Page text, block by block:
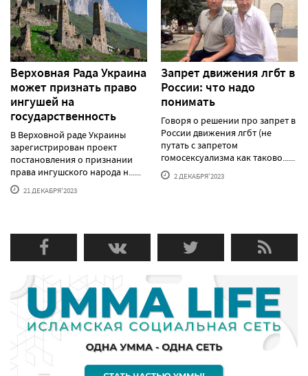
Верховная Рада Украина
может признать право
ингушей на
государственность
В Верховной раде Украины
зарегистрирован проект
постановления о признании
права ингушского народа н......
21 ДЕКАБРЯ'2023
Запрет движения лгбт в
России: что надо
понимать
Говоря о решении про запрет в
России движения лгбт (не
путать с запретом
гомосексуализма как таково......
2 ДЕКАБРЯ'2023